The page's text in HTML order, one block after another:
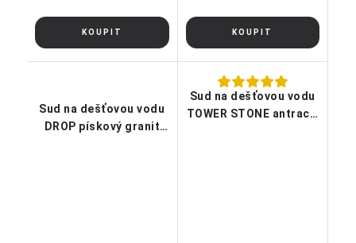
Sud na dešťovou vodu
DROP pískový granit
Sud na dešťovou vodu
TOWER STONE antracit